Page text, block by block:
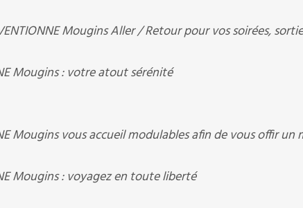
Mougins Aller / Retour pour vos soirées,
Mougins : votre atout sérénité
Mougins vous accueil modulables afin de vous offir
Mougins : voyagez en toute liberté